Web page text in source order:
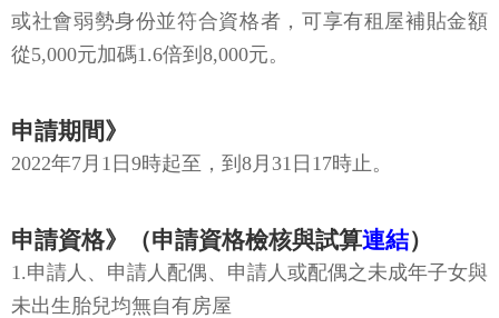
或社會弱勢身份並符合資格者，可享有租屋補貼金額
從5,000元加碼1.6倍到8,000元。
申請期間》
2022年7月1日9時起至，到8月31日17時止。
申請資格》 （申請資格檢核與試算連結）
1.申請人、申請人配偶、申請人或配偶之未成年子女與
未出生胎兒均無自有房屋